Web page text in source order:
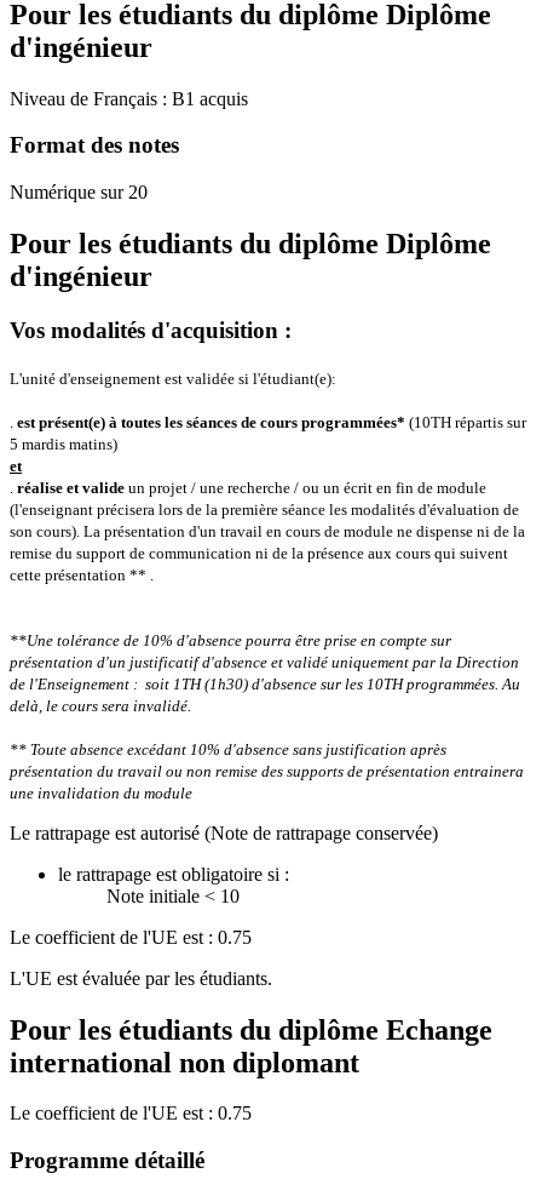
Pour les étudiants du diplôme Diplôme
d'ingénieur
Niveau de Français : B1 acquis
Format des notes
Numérique sur 20
Pour les étudiants du diplôme Diplôme
d'ingénieur
Vos modalités d'acquisition :
L'unité d'enseignement est validée si l'étudiant(e):
est présent(e) à toutes les séances de cours programmées* (10TH répartis sur
5 mardis matins)
et
réalise et valide un projet / une recherche / ou un écrit en fin de module
(l'enseignant précisera lors de la première séance les modalités d'évaluation de
son cours). La présentation d'un travail en cours de module ne dispense ni de la
remise du support de communication ni de la présence aux cours qui suivent
cette présentation ** .
**Une tolérance de 10% d'absence pourra être prise en compte sur
présentation d'un justificatif d'absence et validé uniquement par la Direction
de l'Enseignement : soit 1TH (1h30) d'absence sur les 10TH programmées. Au
delà, le cours sera invalidé.
** Toute absence excédant 10% d'absence sans justification après
présentation du travail ou non remise des supports de présentation entrainera
une invalidation du module
Le rattrapage est autorisé (Note de rattrapage conservée)
le rattrapage est obligatoire si :
Note initiale < 10
Le coefficient de l'UE est : 0.75
L'UE est évaluée par les étudiants.
Pour les étudiants du diplôme Echange
international non diplomant
Le coefficient de l'UE est : 0.75
Programme détaillé